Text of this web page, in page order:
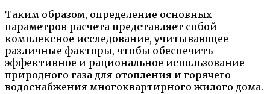
Таким образом, определение основных
параметров расчета представляет собой
комплексное исследование, учитывающее
различные факторы, чтобы обеспечить
эффективное и рациональное использование
природного газа для отопления и горячего
водоснабжения многоквартирного жилого дома.